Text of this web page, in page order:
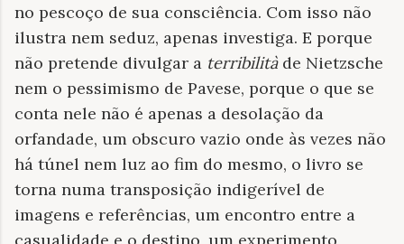
no pescoço de sua consciência. Com isso não
ilustra nem seduz, apenas investiga. E porque
não pretende divulgar a terribilitàde Nietzsche
nem o pessimismo de Pavese, porque o que se
conta nele não é apenas a desolação da
orfandade, um obscuro vazio onde às vezes não
há túnel nem luz ao fim do mesmo, o livro se
torna numa transposição indigerível de
imagens e referências, um encontro entre a
casualidade e o destino, um experimento